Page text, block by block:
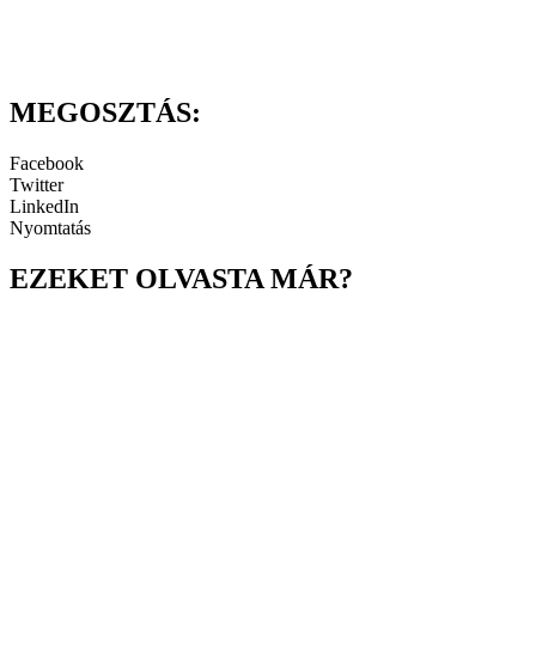
MEGOSZTÁS:
Facebook
Twitter
LinkedIn
Nyomtatás
EZEKET OLVASTA MÁR?